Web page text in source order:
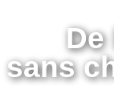
De
sans